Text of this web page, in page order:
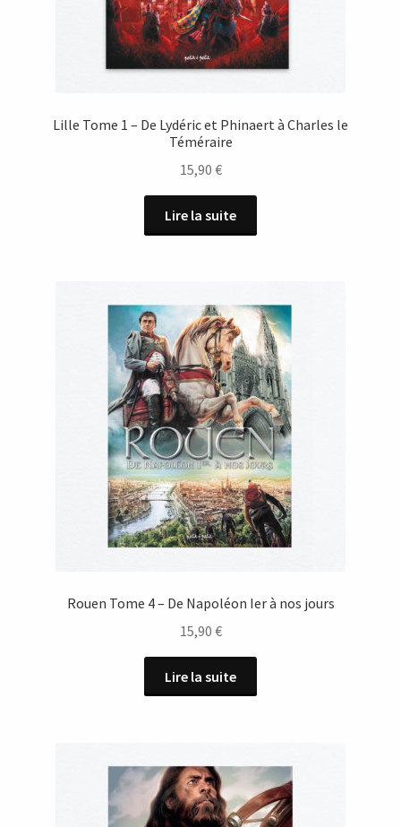
Lille Tome 1 – De Lydéric et Phinaert à Charles le
Téméraire
15,90 €
Lire la suite
Rouen Tome 4 – De Napoléon Ier à nos jours
15,90 €
Lire la suite